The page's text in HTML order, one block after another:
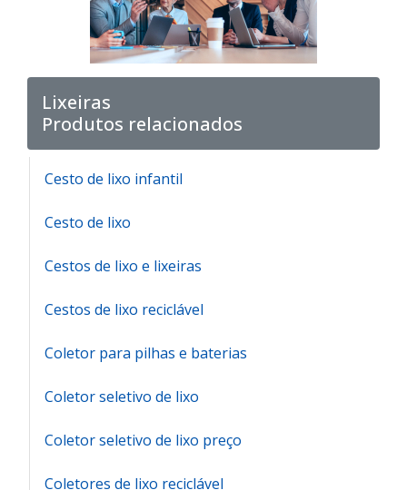
Lixeiras
Produtos relacionados
Cesto de lixo infantil
Cesto de lixo
Cestos de lixo e lixeiras
Cestos de lixo reciclável
Coletor para pilhas e baterias
Coletor seletivo de lixo
Coletor seletivo de lixo preço
Coletores de lixo reciclável